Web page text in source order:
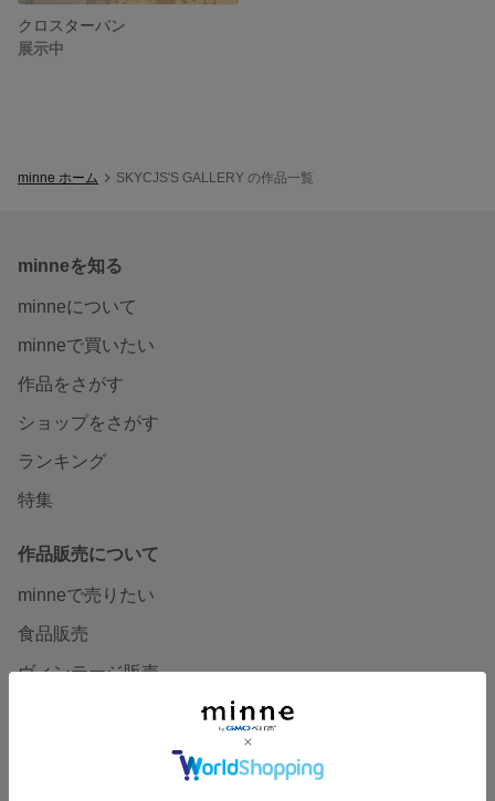
クロスターバン
展示中
minne ホーム SKYCJS'S GALLERY の作品一覧
minneを知る
minneについて
minneで買いたい
作品をさがす
ショップをさがす
ランキング
特集
作品販売について
minneで売りたい
食品販売
ヴィンテージ販売